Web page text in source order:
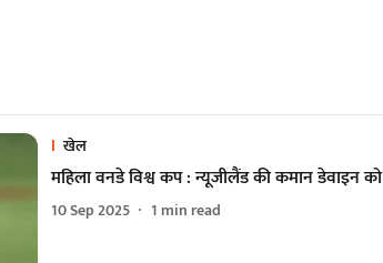
खेल
महिला वनडे विश्व कप : न्यूजीलैंड की कमान डेवाइन को
10 Sep 2025 1 min read